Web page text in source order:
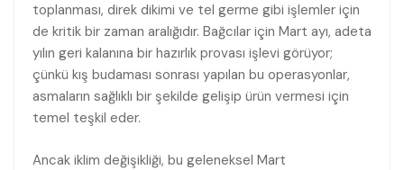
toplanması, direk dikimi ve tel germe gibi işlemler için
de kritik bir zaman aralığıdır. Bağcılar için Mart ayı, adeta
yılın geri kalanına bir hazırlık provası işlevi görüyor;
çünkü kış budaması sonrası yapılan bu operasyonlar,
asmaların sağlıklı bir şekilde gelişip ürün vermesi için
temel teşkil eder.
Ancak iklim değişikliği, bu geleneksel Mart